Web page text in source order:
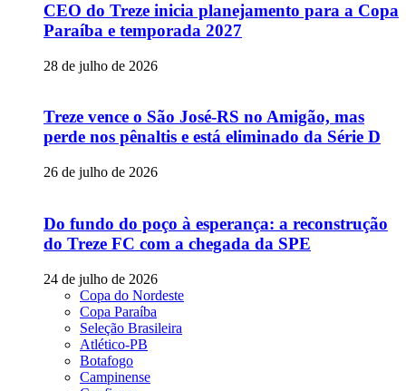
CEO do Treze inicia planejamento para a Copa
Paraíba e temporada 2027
28 de julho de 2026
Treze vence o São José-RS no Amigão, mas
perde nos pênaltis e está eliminado da Série D
26 de julho de 2026
Do fundo do poço à esperança: a reconstrução
do Treze FC com a chegada da SPE
24 de julho de 2026
Copa do Nordeste
Copa Paraíba
Seleção Brasileira
Atlético-PB
Botafogo
Campinense